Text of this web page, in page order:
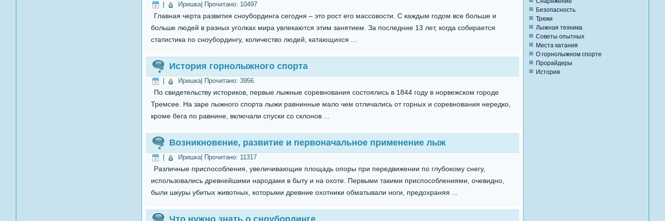
Иришка| Прочитано: 10497
Главная черта развития сноубординга сегодня – это рост его массовости. С каждым годом все больше и
больше людей в разных уголках мира увлекаются этим занятием. За последние 13 лет, когда собирается
статистика по сноубордингу, количество людей, катающихся ...
История горнолыжного спорта
Иришка| Прочитано: 3956
По свидетельству историков, первые лыжные соревнования состоялись в 1844 году в норвежском городе
Тремсее. На заре лыжного спорта лыжи равнинные мало чем отличались от горных и соревнования нередко,
кроме бега по равнине, включали спуски со склонов ...
Возникновение, развитие и первоначальное применение лыж
Иришка| Прочитано: 11317
Различные приспособления, увеличивающие площадь опоры при передвижении по глубокому снегу,
использовались древнейшими народами в быту и на охоте. Первыми такими приспособлениями, очевидно,
были шкуры убитых животных, которыми древние охотники обматывали ноги, предохраняя ...
Что нужно знать о сноубординге
Безопасность
Трюки
Лыжная техника
Советы опытных
Места катания
О горнолыжном спорте
Прорайдеры
История